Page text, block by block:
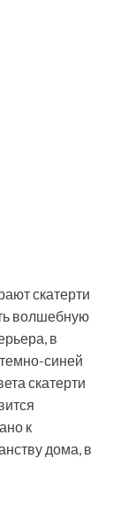
скатерти
волшебную
в
синей
скатерти
к
дома, в